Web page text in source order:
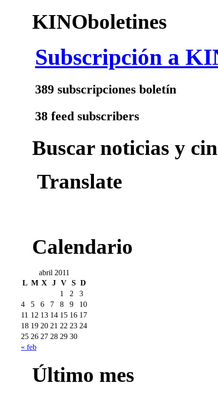
KINOboletines
Subscripción a
389 subscripciones boletín
38 feed subscribers
Buscar noticias y
Translate
Calendario
abril 2011
L M X J V S D
« feb
1 2
3
4
5 6 7 8 9
10
11 12 13 14 15 16 17
18 19 20 21 22 23 24
25 26 27 28 29 30
Último mes